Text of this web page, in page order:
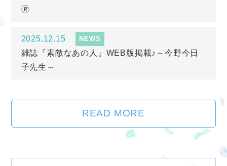
🄬
2025.12.15 NEWS
雑誌『素敵なあの人』WEB版掲載♪～今野今日
子先生～
READ MORE